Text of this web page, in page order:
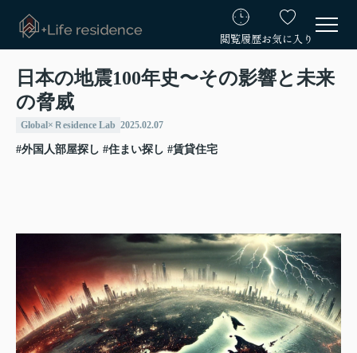
閲覧履歴お気に入り
日本の地震100年史〜その影響と未来
の脅威
Global×Ｒesidence Lab 2025.02.07
#外国人部屋探し #住まい探し #賃貸住宅